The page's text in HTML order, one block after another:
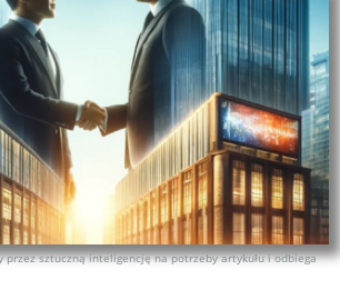
przez sztuczną inteligencję na potrzeby artykułu i odbiega